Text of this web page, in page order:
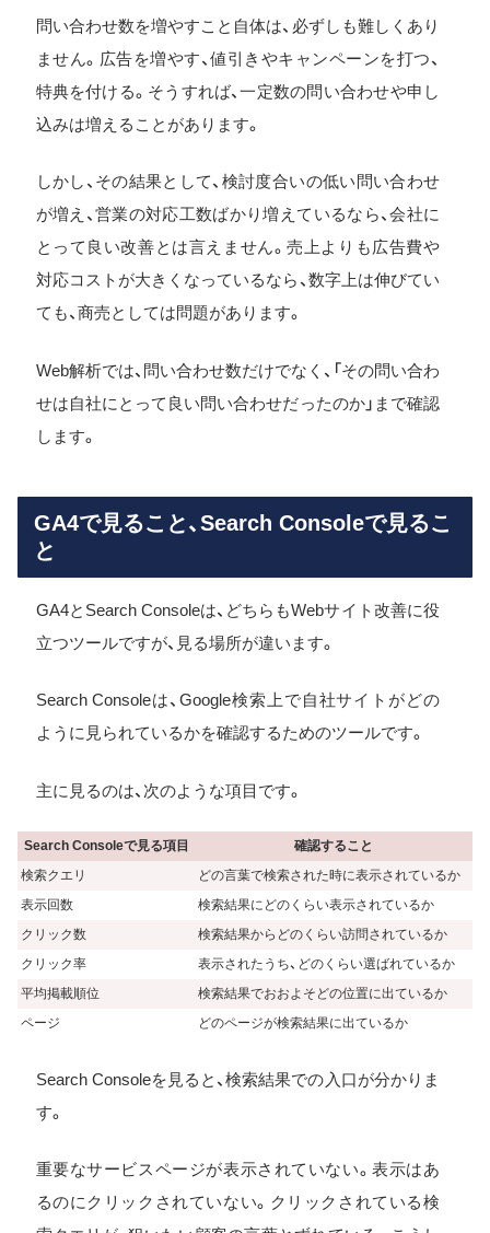
問い合わせ数を増やすこと自体は、必ずしも難しくあり
ません。広告を増やす、値引きやキャンペーンを打つ、
特典を付ける。そうすれば、一定数の問い合わせや申し
込みは増えることがあります。
しかし、その結果として、検討度合いの低い問い合わせ
が増え、営業の対応工数ばかり増えているなら、会社に
とって良い改善とは言えません。売上よりも広告費や
対応コストが大きくなっているなら、数字上は伸びてい
ても、商売としては問題があります。
Web解析では、問い合わせ数だけでなく、「その問い合わ
せは自社にとって良い問い合わせだったのか」まで確認
します。
GA4で見ること、Search Consoleで見るこ
と
GA4とSearch Consoleは、どちらもWebサイト改善に役
立つツールですが、見る場所が違います。
Search Consoleは、Google検索上で自社サイトがどの
ように見られているかを確認するためのツールです。
主に見るのは、次のような項目です。
Search Consoleで見る項目
確認すること
検索クエリ
どの言葉で検索された時に表示されているか
表示回数
検索結果にどのくらい表示されているか
クリック数
検索結果からどのくらい訪問されているか
クリック率
表示されたうち、どのくらい選ばれているか
平均掲載順位
検索結果でおおよそどの位置に出ているか
ページ
どのページが検索結果に出ているか
Search Consoleを見ると、検索結果での入口が分かりま
す。
重要なサービスページが表示されていない。表示はあ
るのにクリックされていない。クリックされている検